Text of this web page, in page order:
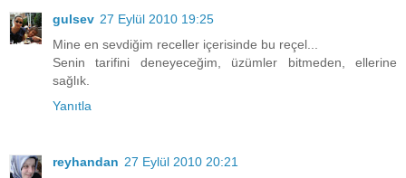
gulsev 27 Eylül 2010 19:25
Mine en sevdiğim receller içerisinde bu reçel...
Senin tarifini deneyeceğim, üzümler bitmeden, ellerine
sağlık.
Yanıtla
reyhandan 27 Eylül 2010 20:21